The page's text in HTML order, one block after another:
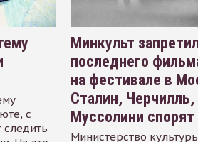
с
Минкульт
последнего
на фестивале в
Сталин, Черчилль,
Муссолини
Министерство